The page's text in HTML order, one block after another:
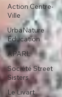
Action Centre-
Ville
UrbaNature
Éducation
APARL
Société Street
Sisters
Le Livart